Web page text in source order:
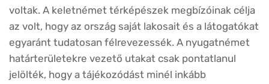
voltak. A keletnémet térképészek megbízóinak célja
az volt, hogy az ország saját lakosait és a látogatókat
egyaránt tudatosan félrevezessék. A nyugatnémet
határterületekre vezető utakat csak pontatlanul
jelölték, hogy a tájékozódást minél inkább